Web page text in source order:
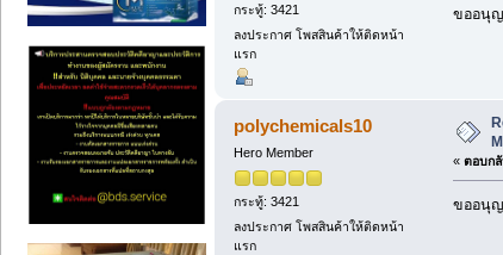
กระทู้: 3421
ลงประกาศ โพสสินค้าให้ติดหน้า
แรก
ขออนุญ
polychemicals10
Hero Member
กระทู้: 3421
ลงประกาศ โพสสินค้าให้ติดหน้า
แรก
« ตอบกลั
ขออนุญ